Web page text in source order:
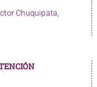
Chuquipata,